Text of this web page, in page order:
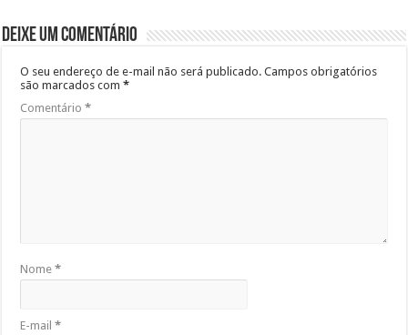
Deixe um comentário
O seu endereço de e-mail não será publicado. Campos obrigatórios
são marcados com*
Comentário*
Nome*
E-mail*